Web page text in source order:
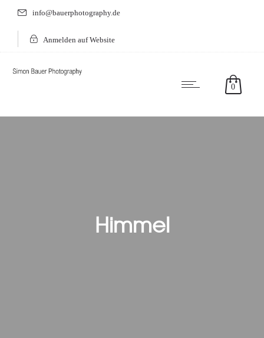
info@bauerphotography.de
Anmelden auf Website
0
Himmel